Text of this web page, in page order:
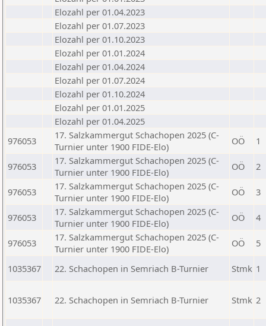
Elozahl per 01.04.2023
Elozahl per 01.07.2023
Elozahl per 01.10.2023
Elozahl per 01.01.2024
Elozahl per 01.04.2024
Elozahl per 01.07.2024
Elozahl per 01.10.2024
Elozahl per 01.01.2025
Elozahl per 01.04.2025
976053
17. Salzkammergut Schachopen 2025 (C-
Turnier unter 1900 FIDE-Elo)
OÖ 1
976053
17. Salzkammergut Schachopen 2025 (C-
Turnier unter 1900 FIDE-Elo)
OÖ 2
976053
17. Salzkammergut Schachopen 2025 (C-
Turnier unter 1900 FIDE-Elo)
OÖ 3
976053
17. Salzkammergut Schachopen 2025 (C-
Turnier unter 1900 FIDE-Elo)
OÖ 4
976053
17. Salzkammergut Schachopen 2025 (C-
Turnier unter 1900 FIDE-Elo)
OÖ 5
1035367 22. Schachopen in Semriach B-Turnier Stmk 1
1035367 22. Schachopen in Semriach B-Turnier Stmk 2